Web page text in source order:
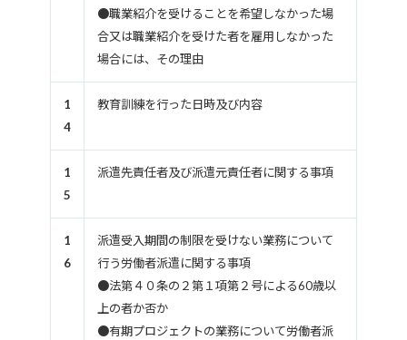
●職業紹介を受けることを希望しなかった場
合又は職業紹介を受けた者を雇用しなかった
場合には、その理由
1
4
教育訓練を行った日時及び内容
1
5
派遣先責任者及び派遣元責任者に関する事項
1
6
派遣受入期間の制限を受けない業務について
行う労働者派遣に関する事項
●法第４０条の２第１項第２号による60歳以
上の者か否か
●有期プロジェクトの業務について労働者派